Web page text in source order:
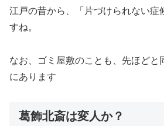
江戸の昔から、「片づけられない症
すね。
なお、ゴミ屋敷のことも、先ほどと
にあります
葛飾北斎は変人か？